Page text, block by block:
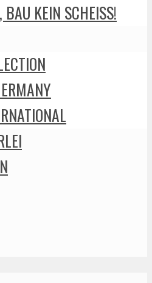
BAU KEIN SCHEISS!